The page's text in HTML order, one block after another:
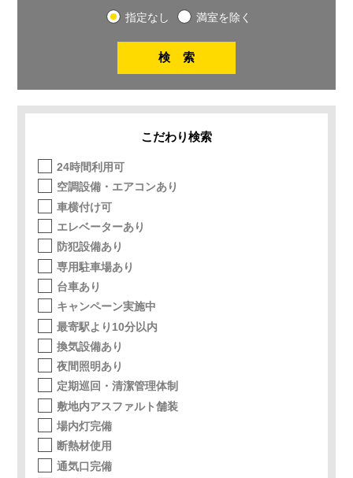
指定なし 満室を除く
こだわり検索
24時間利用可
空調設備・エアコンあり
車横付け可
エレベーターあり
防犯設備あり
専用駐車場あり
台車あり
キャンペーン実施中
最寄駅より10分以内
換気設備あり
夜間照明あり
定期巡回・清潔管理体制
敷地内アスファルト舗装
場内灯完備
断熱材使用
通気口完備